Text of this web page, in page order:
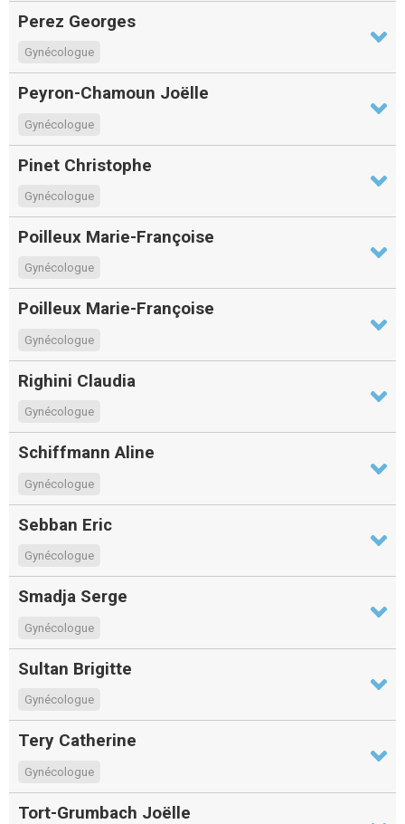
Perez Georges
Gynécologue
Peyron-Chamoun Joëlle
Gynécologue
Pinet Christophe
Gynécologue
Poilleux Marie-Françoise
Gynécologue
Poilleux Marie-Françoise
Gynécologue
Righini Claudia
Gynécologue
Schiffmann Aline
Gynécologue
Sebban Eric
Gynécologue
Smadja Serge
Gynécologue
Sultan Brigitte
Gynécologue
Tery Catherine
Gynécologue
Tort-Grumbach Joëlle